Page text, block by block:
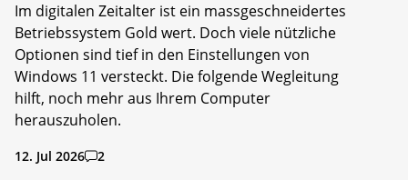
Im digitalen Zeitalter ist ein massgeschneidertes
Betriebssystem Gold wert. Doch viele nützliche
Optionen sind tief in den Einstellungen von
Windows 11 versteckt. Die folgende Wegleitung
hilft, noch mehr aus Ihrem Computer
herauszuholen.
12. Jul 2026 2